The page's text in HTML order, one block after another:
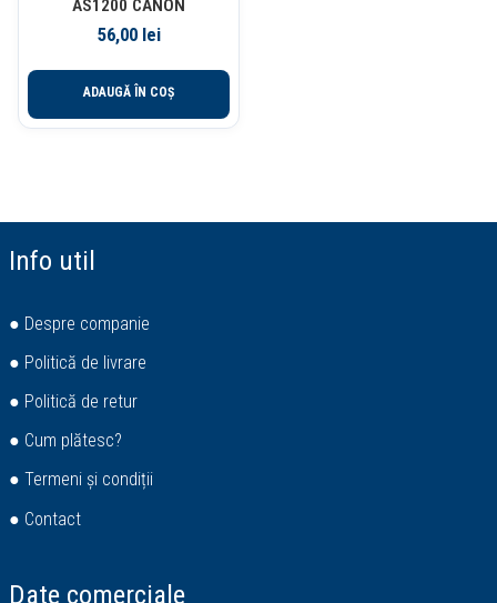
AS1200 CANON
56,00 lei
ADAUGĂ ÎN COȘ
Info util
● Despre companie
● Politică de livrare
● Politică de retur
● Cum plătesc?
● Termeni și condiții
● Contact
Date comerciale